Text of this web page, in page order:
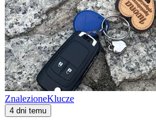
ZnalezioneKlucze
4 dni temu